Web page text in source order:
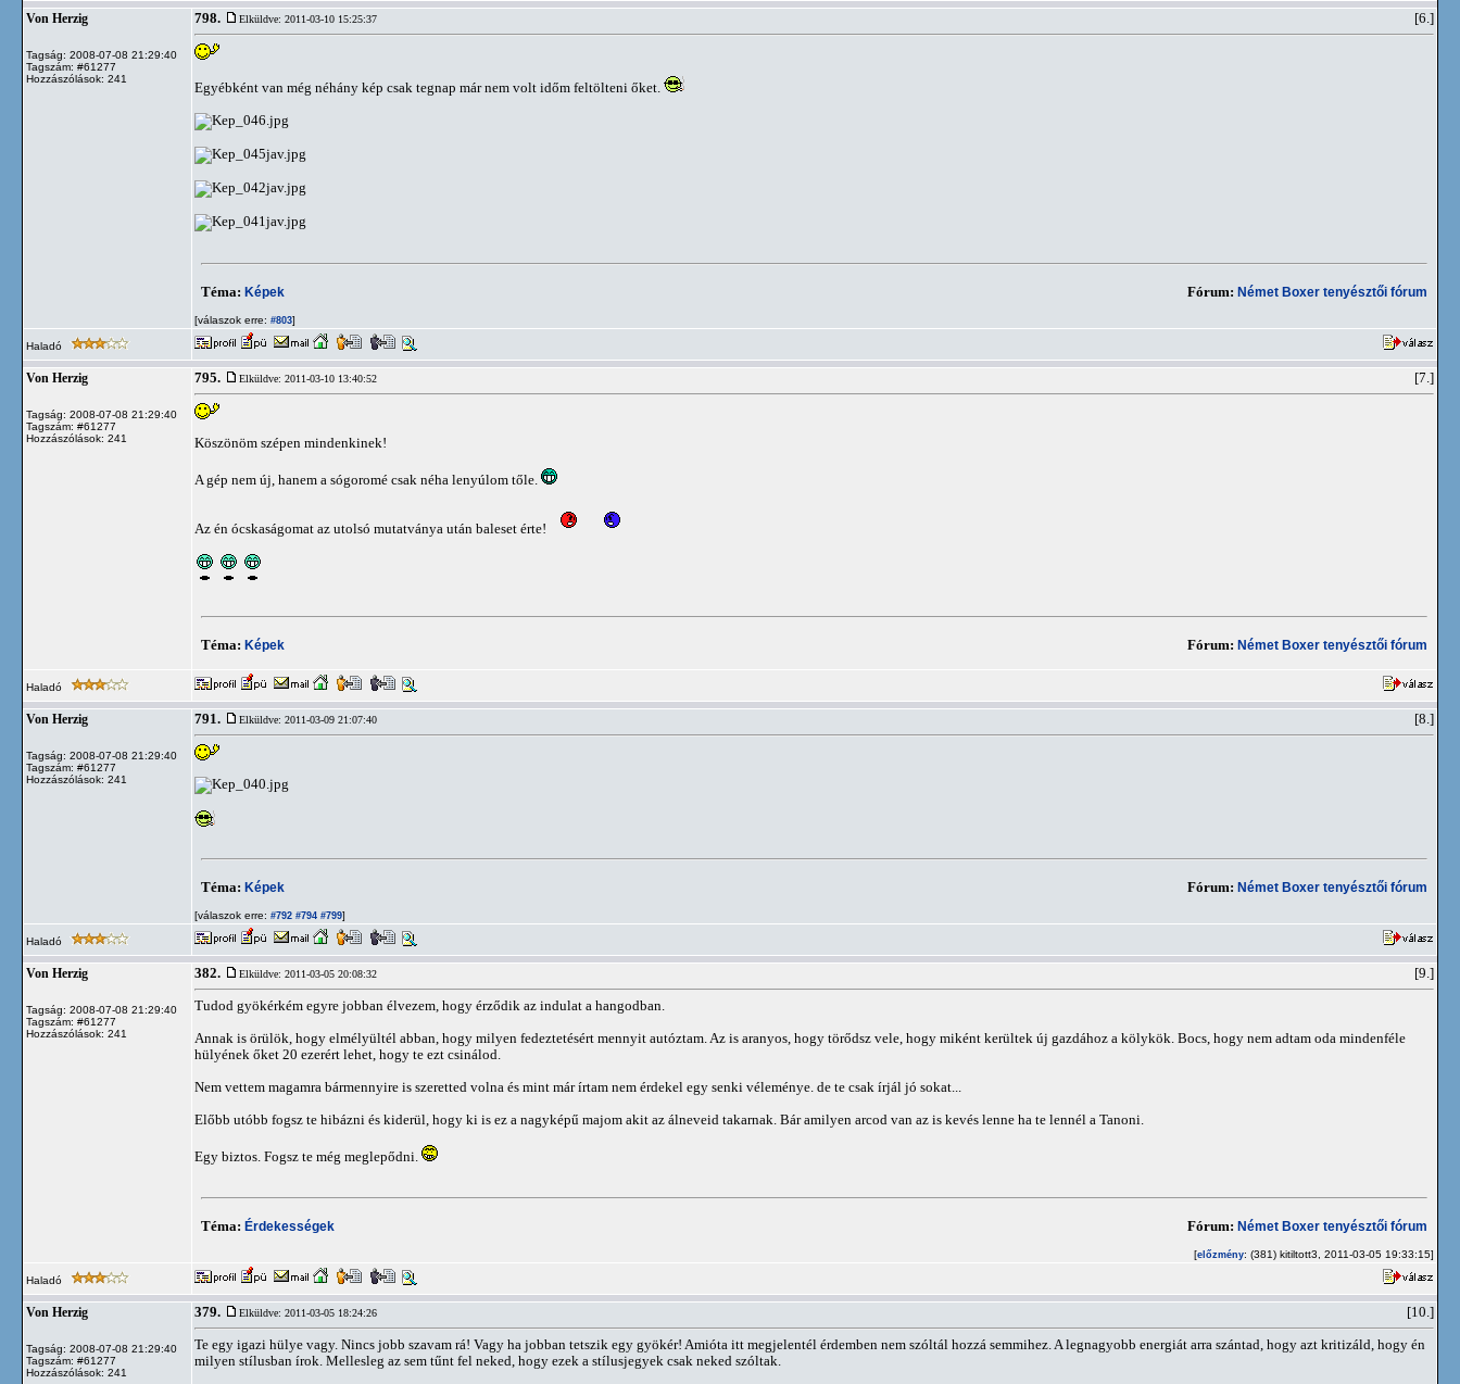
Von Herzig
Tagság: 2008-07-08 21:29:40
Tagszám: #61277
Hozzászólások: 241
798. Elküldve: 2011-03-10 15:25:37 [6.]
Egyébként van még néhány kép csak tegnap már nem volt időm feltölteni őket.
Téma: Képek Fórum: Német Boxer tenyésztői fórum
[válaszok erre: #803]
Haladó
Von Herzig
Tagság: 2008-07-08 21:29:40
Tagszám: #61277
Hozzászólások: 241
795. Elküldve: 2011-03-10 13:40:52 [7.]
Köszönöm szépen mindenkinek!
A gép nem új, hanem a sógoromé csak néha lenyúlom tőle.
Az én ócskaságomat az utolsó mutatványa után baleset érte!
Téma: Képek Fórum: Német Boxer tenyésztői fórum
Haladó
Von Herzig
Tagság: 2008-07-08 21:29:40
Tagszám: #61277
Hozzászólások: 241
791. Elküldve: 2011-03-09 21:07:40 [8.]
Téma: Képek Fórum: Német Boxer tenyésztői fórum
[válaszok erre: #792 #794 #799]
Haladó
Von Herzig
Tagság: 2008-07-08 21:29:40
Tagszám: #61277
Hozzászólások: 241
382. Elküldve: 2011-03-05 20:08:32 [9.]
Tudod gyökérkém egyre jobban élvezem, hogy érződik az indulat a hangodban.
Annak is örülök, hogy elmélyültél abban, hogy milyen fedeztetésért mennyit autóztam. Az is aranyos, hogy törődsz vele, hogy miként kerültek új gazdához a kölykök. Bocs, hogy nem adtam oda mindenféle
hülyének őket 20 ezerért lehet, hogy te ezt csinálod.
Nem vettem magamra bármennyire is szeretted volna és mint már írtam nem érdekel egy senki véleménye. de te csak írjál jó sokat...
Előbb utóbb fogsz te hibázni és kiderül, hogy ki is ez a nagyképű majom akit az álneveid takarnak. Bár amilyen arcod van az is kevés lenne ha te lennél a Tanoni.
Egy biztos. Fogsz te még meglepődni.
Téma: Érdekességek Fórum: Német Boxer tenyésztői fórum
[előzmény: (381) kitiltott3, 2011-03-05 19:33:15]
Haladó
Von Herzig
Tagság: 2008-07-08 21:29:40
Tagszám: #61277
Hozzászólások: 241
379. Elküldve: 2011-03-05 18:24:26 [10.]
Te egy igazi hülye vagy. Nincs jobb szavam rá! Vagy ha jobban tetszik egy gyökér! Amióta itt megjelentél érdemben nem szóltál hozzá semmihez. A legnagyobb energiát arra szántad, hogy azt kritizáld, hogy én
milyen stílusban írok. Mellesleg az sem tűnt fel neked, hogy ezek a stílusjegyek csak neked szóltak.